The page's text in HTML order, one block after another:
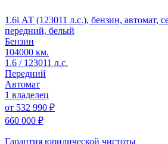
1.6i АТ (123011 л.с.), бензин, автомат,
передний, белый
Бензин
104000 км.
1.6 / 123011 л.с.
Передний
Автомат
1 владелец
от 532 990 ₽
660 000 ₽
Гарантия юридической чистоты